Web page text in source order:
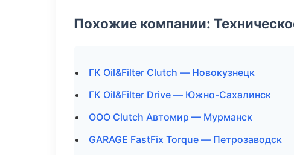
Похожие компании:
ГК Oil&Filter Clutch — Новокузнецк
ГК Oil&Filter Drive — Южно-Сахалинск
ООО Clutch Автомир — Мурманск
GARAGE FastFix Torque — Петрозаводск